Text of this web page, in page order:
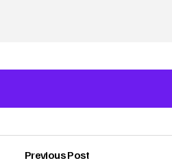
Previous Post